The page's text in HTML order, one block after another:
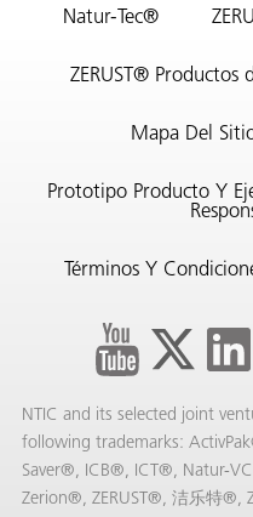
Natur-Tec®
ZERUST® Productos
Mapa Del
Prototipo Producto Y
Términos Y
NTIC and its selected joint
following trademarks:
Saver®, ICB®, ICT®, Natur-
Zerion®, ZERUST®, 洁乐特®,